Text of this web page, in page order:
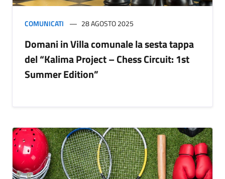
COMUNICATI 28 AGOSTO 2025
Domani in Villa comunale la sesta tappa
del “Kalima Project – Chess Circuit: 1st
Summer Edition”